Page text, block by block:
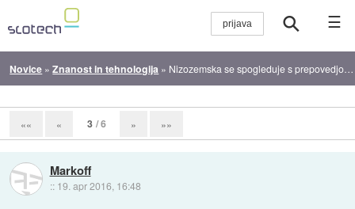
☰
Novice »Znanost in tehnologija » Nizozemska se spogleduje s prepovedjo prodaje bencinskih in dizelskih avtomobilov
«« « 3 / 6 » »»
Markoff
:: 19. apr 2016, 16:48